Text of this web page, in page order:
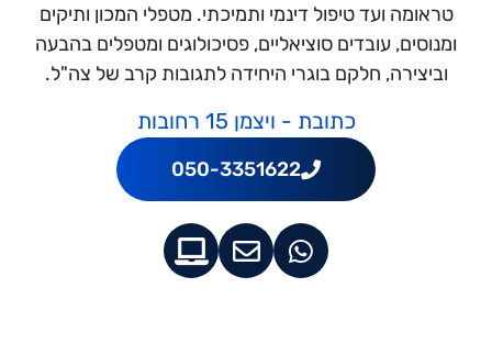
טראומה ועד טיפול דינמי ותמיכתי. מטפלי המכון ותיקים
ומנוסים, עובדים סוציאליים, פסיכולוגים ומטפלים בהבעה
וביצירה, חלקם בוגרי היחידה לתגובות קרב של צה"ל.
כתובת - ויצמן 15 רחובות
050-3351622